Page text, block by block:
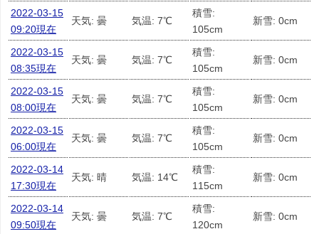
2022-03-15
09:20現在
天気: 曇 気温: 7℃
積雪:
105cm
新雪: 0cm
2022-03-15
08:35現在
天気: 曇 気温: 7℃
積雪:
105cm
新雪: 0cm
2022-03-15
08:00現在
天気: 曇 気温: 7℃
積雪:
105cm
新雪: 0cm
2022-03-15
06:00現在
天気: 曇 気温: 7℃
積雪:
105cm
新雪: 0cm
2022-03-14
17:30現在
天気: 晴 気温: 14℃
積雪:
115cm
新雪: 0cm
2022-03-14
09:50現在
天気: 曇 気温: 7℃
積雪:
120cm
新雪: 0cm